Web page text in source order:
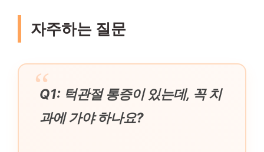
자주하는 질문
Q1: 턱관절 통증이 있는데, 꼭 치
과에 가야 하나요?